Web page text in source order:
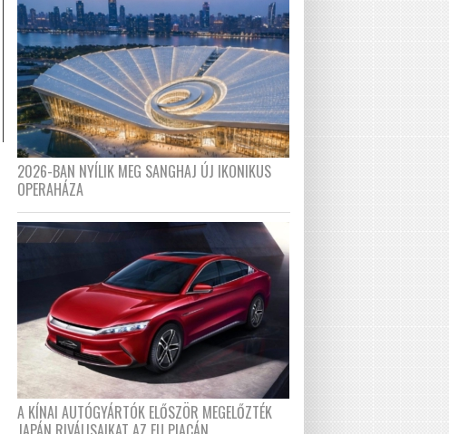
2026-BAN NYÍLIK MEG SANGHAJ ÚJ IKONIKUS
OPERAHÁZA
A KÍNAI AUTÓGYÁRTÓK ELŐSZÖR MEGELŐZTÉK